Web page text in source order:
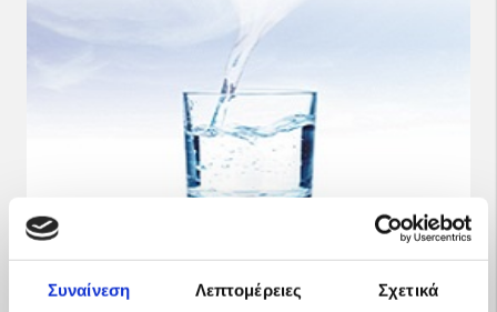
Συναίνεση Λεπτομέρειες Σχετικά